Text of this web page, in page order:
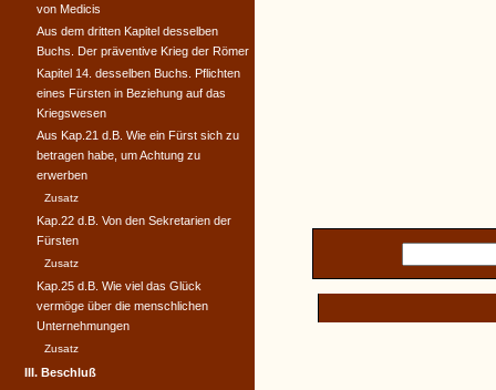
von Medicis
Aus dem dritten Kapitel desselben
Buchs. Der präventive Krieg der Römer
Kapitel 14. desselben Buchs. Pflichten
eines Fürsten in Beziehung auf das
Kriegswesen
Aus Kap.21 d.B. Wie ein Fürst sich zu
betragen habe, um Achtung zu
erwerben
Zusatz
Kap.22 d.B. Von den Sekretarien der
Fürsten
Zusatz
Kap.25 d.B. Wie viel das Glück
vermöge über die menschlichen
Unternehmungen
Zusatz
III. Beschluß